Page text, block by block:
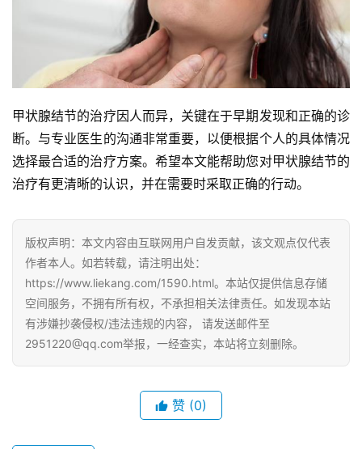
甲状腺结节的治疗因人而异，关键在于早期发现和正确的诊
断。与专业医生的沟通非常重要，以便根据个人的具体情况
选择最合适的治疗方案。希望本文能帮助您对甲状腺结节的
治疗有更清晰的认识，并在需要时采取正确的行动。
版权声明：本文内容由互联网用户自发贡献，该文观点仅代表
作者本人。如若转载，请注明出处：
https://www.liekang.com/1590.html。本站仅提供信息存储
空间服务，不拥有所有权，不承担相关法律责任。如发现本站
有涉嫌抄袭侵权/违法违规的内容， 请发送邮件至
2951220@qq.com举报，一经查实，本站将立刻删除。
赞 (0)